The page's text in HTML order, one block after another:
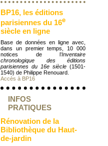
BP16, les éditions
parisiennes du 16e
siècle en ligne
Base de données en ligne avec,
dans un premier temps, 10 000
notices de l’Inventaire
chronologique des éditions
parisiennes du 16e siècle (1501-
1540) de Philippe Renouard.
Accès à BP16
INFOS
PRATIQUES
Rénovation de la
Bibliothèque du Haut-
de-jardin